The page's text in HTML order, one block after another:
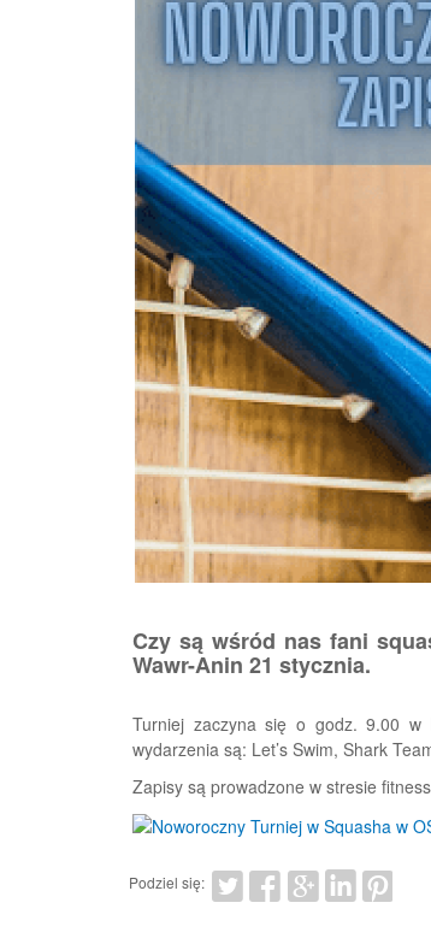
Czy są wśród nas fani
Wawr-Anin 21 stycznia.
Turniej zaczyna się o godz. 9.00 w
wydarzenia są: Let’s Swim, Shark
Zapisy są prowadzone w stresie
Podziel się: